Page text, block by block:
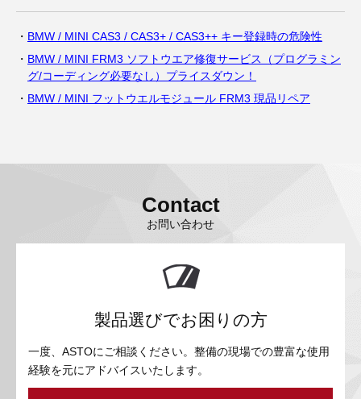
BMW / MINI CAS3 / CAS3+ / CAS3++ キー登録時の危険性
BMW / MINI FRM3 ソフトウエア修復サービス（プログラミン
グ/コーディング必要なし）プライスダウン！
BMW / MINI フットウエルモジュール FRM3 現品リペア
Contact
お問い合わせ
製品選びでお困りの方
一度、ASTOにご相談ください。整備の現場での豊富な使用
経験を元にアドバイスいたします。